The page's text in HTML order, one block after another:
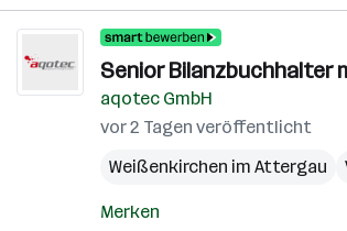
Senior Bilanzbuchhalter
aqotec GmbH
vor 2 Tagen veröffentlicht
Weißenkirchen im Attergau
Merken